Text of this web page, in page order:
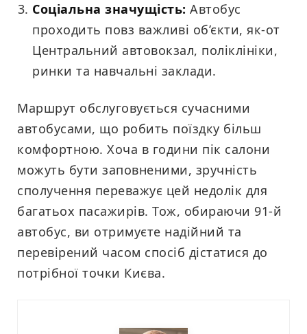
Соціальна значущість: Автобус
проходить повз важливі об’єкти, як-от
Центральний автовокзал, поліклініки,
ринки та навчальні заклади.
Маршрут обслуговується сучасними
автобусами, що робить поїздку більш
комфортною. Хоча в години пік салони
можуть бути заповненими, зручність
сполучення переважує цей недолік для
багатьох пасажирів. Тож, обираючи 91-й
автобус, ви отримуєте надійний та
перевірений часом спосіб дістатися до
потрібної точки Києва.